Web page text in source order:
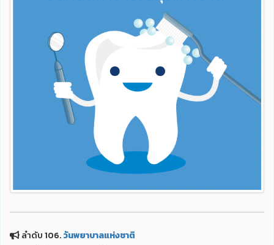
ลำดับ 106.วันพยาบาลแห่งชาติ